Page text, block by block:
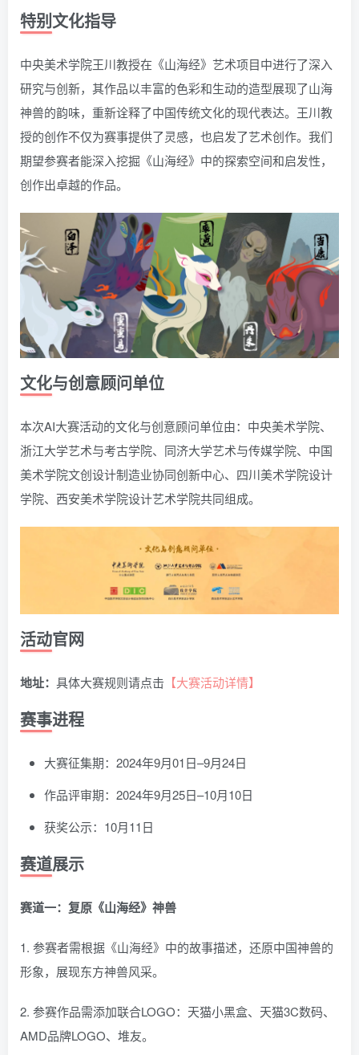
特别文化指导
中央美术学院王川教授在《山海经》艺术项目中进行了深入
研究与创新，其作品以丰富的色彩和生动的造型展现了山海
神兽的韵味，重新诠释了中国传统文化的现代表达。王川教
授的创作不仅为赛事提供了灵感，也启发了艺术创作。我们
期望参赛者能深入挖掘《山海经》中的探索空间和启发性，
创作出卓越的作品。
文化与创意顾问单位
本次AI大赛活动的文化与创意顾问单位由：中央美术学院、
浙江大学艺术与考古学院、同济大学艺术与传媒学院、中国
美术学院文创设计制造业协同创新中心、四川美术学院设计
学院、西安美术学院设计艺术学院共同组成。
活动官网
地址： 具体大赛规则请点击 【大赛活动详情】
赛事进程
大赛征集期：2024年9月01日–9月24日
作品评审期：2024年9月25日–10月10日
获奖公示：10月11日
赛道展示
赛道一：复原《山海经》神兽
1. 参赛者需根据《山海经》中的故事描述，还原中国神兽的
形象，展现东方神兽风采。
2. 参赛作品需添加联合LOGO：天猫小黑盒、天猫3C数码、
AMD品牌LOGO、堆友。